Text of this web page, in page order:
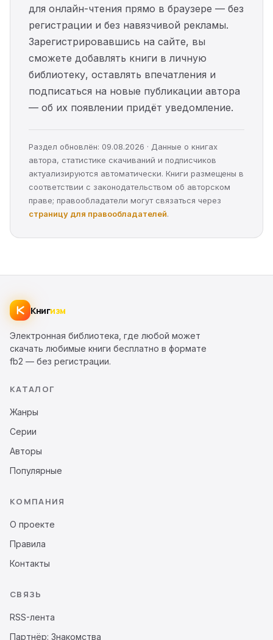
для онлайн-чтения прямо в браузере — без
регистрации и без навязчивой рекламы.
Зарегистрировавшись на сайте, вы
сможете добавлять книги в личную
библиотеку, оставлять впечатления и
подписаться на новые публикации автора
— об их появлении придёт уведомление.
Раздел обновлён: 09.08.2026 · Данные о книгах
автора, статистике скачиваний и подписчиков
актуализируются автоматически. Книги размещены в
соответствии с законодательством об авторском
праве; правообладатели могут связаться через
страницу для правообладателей.
Книгизм
Электронная библиотека, где любой может
скачать любимые книги бесплатно в формате
fb2 — без регистрации.
КАТАЛОГ
Жанры
Серии
Авторы
Популярные
КОМПАНИЯ
О проекте
Правила
Контакты
СВЯЗЬ
RSS-лента
Партнёр: Знакомства